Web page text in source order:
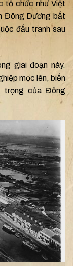
tổ chức như Việt
Đông Dương bắt
đấu tranh sau
giai đoạn này.
mọc lên, biến
trọng của Đông